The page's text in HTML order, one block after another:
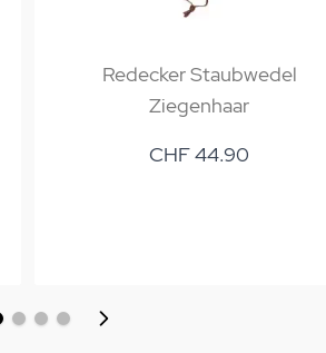
Redecker Staubwedel
Ziegenhaar
CHF 44.90